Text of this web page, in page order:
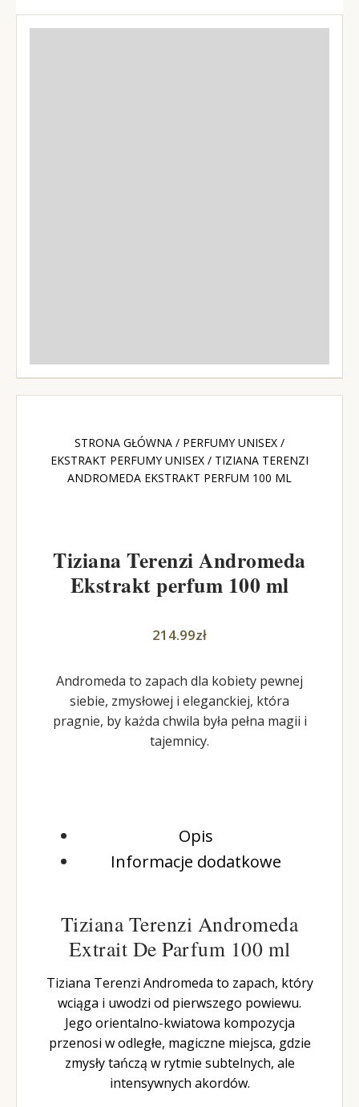
STRONA GŁÓWNA / PERFUMY UNISEX /
EKSTRAKT PERFUMY UNISEX / TIZIANA TERENZI
ANDROMEDA EKSTRAKT PERFUM 100 ML
Tiziana Terenzi Andromeda
Ekstrakt perfum 100 ml
214.99zł
Andromeda to zapach dla kobiety pewnej
siebie, zmysłowej i eleganckiej, która
pragnie, by każda chwila była pełna magii i
tajemnicy.
Opis
Informacje dodatkowe
Tiziana Terenzi Andromeda
Extrait De Parfum 100 ml
Tiziana Terenzi Andromeda to zapach, który
wciąga i uwodzi od pierwszego powiewu.
Jego orientalno-kwiatowa kompozycja
przenosi w odległe, magiczne miejsca, gdzie
zmysły tańczą w rytmie subtelnych, ale
intensywnych akordów.